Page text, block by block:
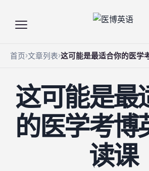
首页 文章列表 这可能是最适合你的医学
这可能是最
的医学考博
读课